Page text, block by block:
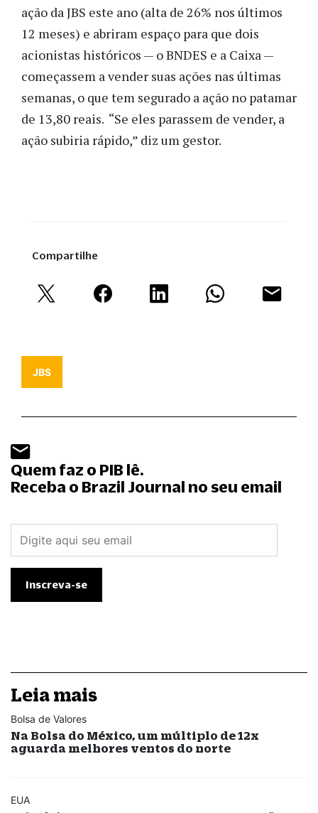
ação da JBS este ano (alta de 26% nos últimos
12 meses) e abriram espaço para que dois
acionistas históricos — o BNDES e a Caixa —
começassem a vender suas ações nas últimas
semanas, o que tem segurado a ação no patamar
de 13,80 reais. “Se eles parassem de vender, a
ação subiria rápido,” diz um gestor.
Compartilhe
JBS
Quem faz o PIB lê.
Receba o Brazil Journal no seu email
Leia mais
Bolsa de Valores
Na Bolsa do México, um múltiplo de 12x
aguarda melhores ventos do norte
EUA